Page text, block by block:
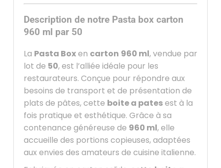
Description de notre Pasta box carton
960 ml par 50
La Pasta Boxen carton 960 ml, vendue par
lot de 50, est l’alliée idéale pour les
restaurateurs. Conçue pour répondre aux
besoins de transport et de présentation de
plats de pâtes, cette boite a patesest à la
fois pratique et esthétique. Grâce à sa
contenance généreuse de 960 ml, elle
accueille des portions copieuses, adaptées
aux envies des amateurs de cuisine italienne.